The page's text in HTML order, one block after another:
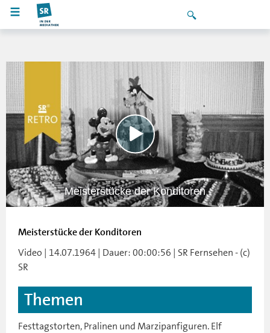
Meisterstücke der Konditoren
Meisterstücke der Konditoren
Video | 14.07.1964 | Dauer: 00:00:56 | SR Fernsehen - (c)
SR
Themen
Festtagstorten, Pralinen und Marzipanfiguren. Elf